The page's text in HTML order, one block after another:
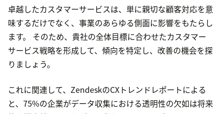
卓越したカスタマーサービスは、単に親切な顧客対応を意
味するだけでなく、事業のあらゆる側面に影響をもたらし
ます。 そのため、貴社の全体目標に合わせたカスタマー
サービス戦略を形成して、傾向を特定し、改善の機会を探
りましょう。
これに関連して、ZendeskのCXトレンドレポートによる
と、75%の企業がデータ収集における透明性の欠如は将来